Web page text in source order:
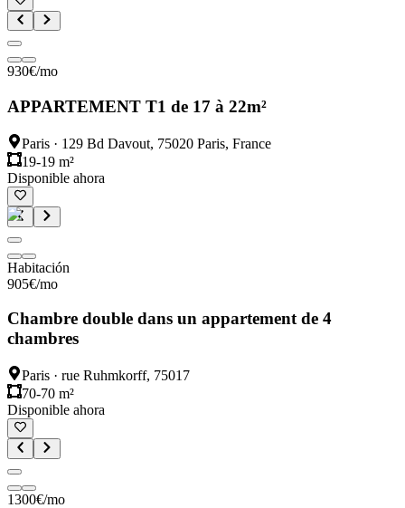
930€/mo
APPARTEMENT T1 de 17 à 22m²
Paris · 129 Bd Davout, 75020 Paris, France
19-19 m²
Disponible ahora
Habitación
905€/mo
Chambre double dans un appartement de 4
chambres
Paris · rue Ruhmkorff, 75017
70-70 m²
Disponible ahora
1300€/mo